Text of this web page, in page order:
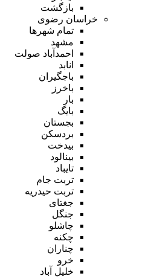
بازگشت
خراسان رضوی
تمام شهر‌ها
مشهد
احمدآباد صولت
انابد
باجگیران
باخرز
بار
بایگ
بجستان
بردسکن
بیدخت
بینالود
تایباد
تربت جام
تربت حیدریه
جغتای
جنگل
چاشلو
چکنه
چناران
خرو
خلیل آباد